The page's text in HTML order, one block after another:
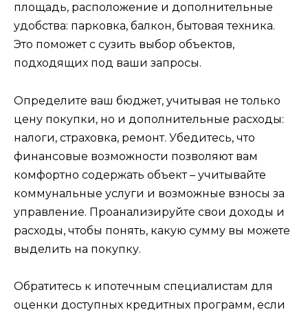
площадь, расположение и дополнительные
удобства: парковка, балкон, бытовая техника.
Это поможет с сузить выбор объектов,
подходящих под ваши запросы.
Определите ваш бюджет, учитывая не только
цену покупки, но и дополнительные расходы:
налоги, страховка, ремонт. Убедитесь, что
финансовые возможности позволяют вам
комфортно содержать объект – учитывайте
коммунальные услуги и возможные взносы за
управление. Проанализируйте свои доходы и
расходы, чтобы понять, какую сумму вы можете
выделить на покупку.
Обратитесь к ипотечным специалистам для
оценки доступных кредитных программ, если